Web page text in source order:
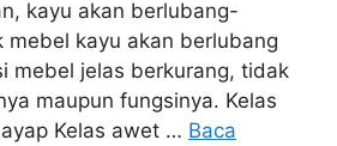
kayu akan berlubang-
mebel kayu akan berlubang
mebel jelas berkurang, tidak
maupun fungsinya. Kelas
Kelas awet … Baca